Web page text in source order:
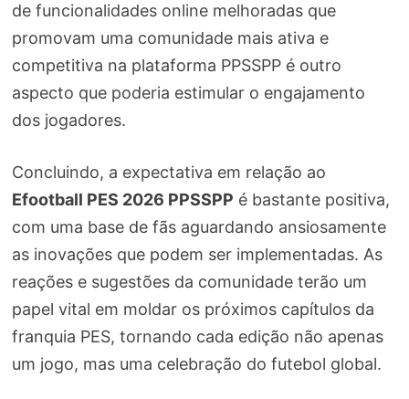
de funcionalidades online melhoradas que
promovam uma comunidade mais ativa e
competitiva na plataforma PPSSPP é outro
aspecto que poderia estimular o engajamento
dos jogadores.
Concluindo, a expectativa em relação ao
Efootball PES 2026 PPSSPP é bastante positiva,
com uma base de fãs aguardando ansiosamente
as inovações que podem ser implementadas. As
reações e sugestões da comunidade terão um
papel vital em moldar os próximos capítulos da
franquia PES, tornando cada edição não apenas
um jogo, mas uma celebração do futebol global.